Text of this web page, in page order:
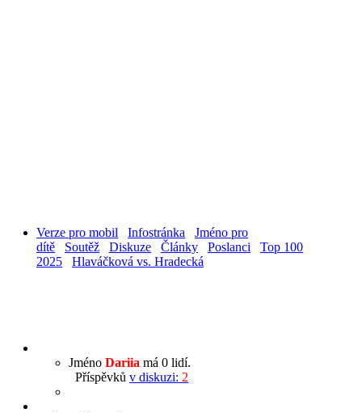
Verze pro mobil Infostránka
Jméno pro
dítě
Soutěž Diskuze Články Poslanci
Top 100
2025
Hlaváčková vs. Hradecká
Jméno Dariia má 0 lidí.
Příspěvků v diskuzi: 2